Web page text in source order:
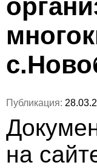
Публикация:
на